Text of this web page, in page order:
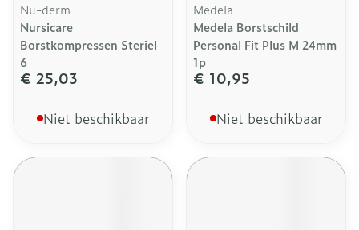
Nu-derm
Nursicare
Borstkompressen Steriel
6
€ 25,03
Niet beschikbaar
Medela
Medela Borstschild
Personal Fit Plus M 24mm
1p
€ 10,95
Niet beschikbaar